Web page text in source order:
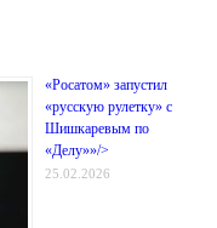
«Росатом» запустил
«русскую рулетку» с
Шишкаревым по
«Делу»»/>
25.02.2026